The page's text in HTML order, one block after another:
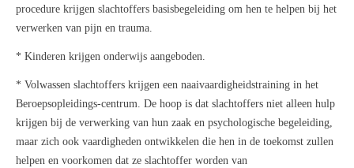
procedure krijgen slachtoffers basisbegeleiding om hen te helpen bij het
verwerken van pijn en trauma.
* Kinderen krijgen onderwijs aangeboden.
* Volwassen slachtoffers krijgen een naaivaardigheidstraining in het
Beroepsopleidings-centrum. De hoop is dat slachtoffers niet alleen hulp
krijgen bij de verwerking van hun zaak en psychologische begeleiding,
maar zich ook vaardigheden ontwikkelen die hen in de toekomst zullen
helpen en voorkomen dat ze slachtoffer worden van